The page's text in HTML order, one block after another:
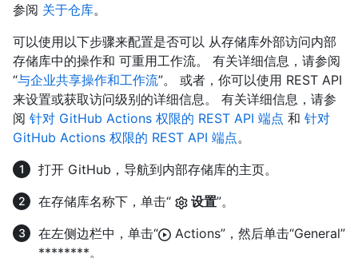
参阅 关于仓库。
可以使用以下步骤来配置是否可以 从存储库外部访问内部
存储库中的操作和 可重用工作流。 有关详细信息，请参阅
“与企业共享操作和工作流”。 或者，你可以使用 REST API
来设置或获取访问级别的详细信息。 有关详细信息，请参
阅 针对 GitHub Actions 权限的 REST API 端点 和 针对
GitHub Actions 权限的 REST API 端点。
打开 GitHub，导航到内部存储库的主页。
在存储库名称下，单击“
设置”。
在左侧边栏中，单击“
Actions”，然后单击“General”
********。